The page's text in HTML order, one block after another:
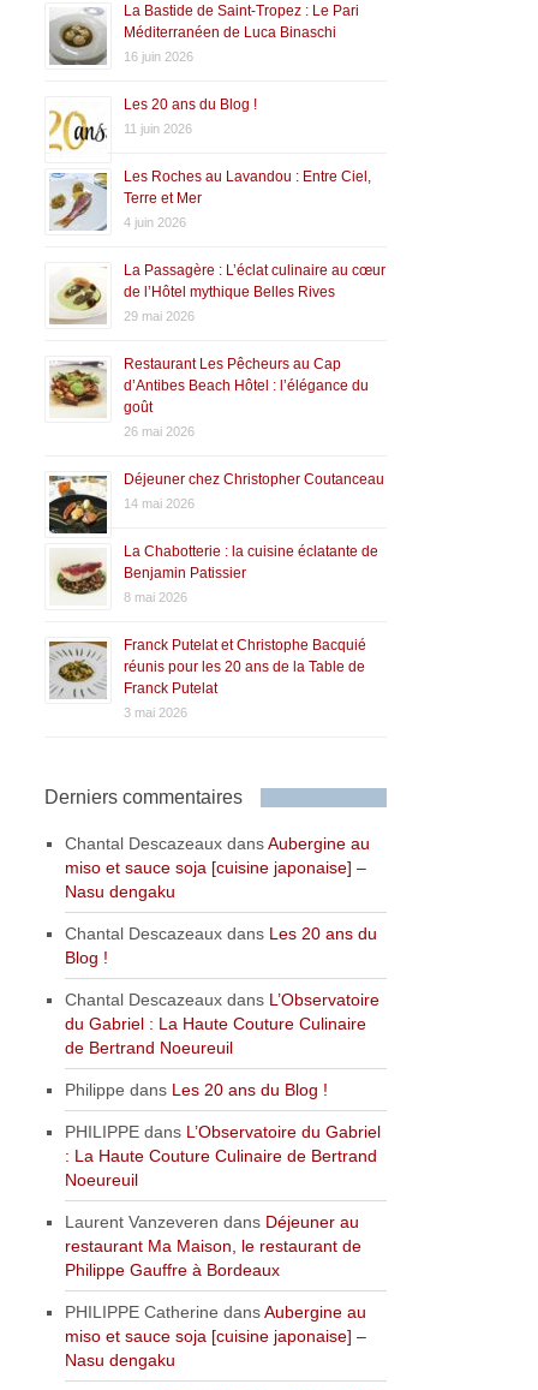
La Bastide de Saint-Tropez : Le Pari
Méditerranéen de Luca Binaschi
16 juin 2026
Les 20 ans du Blog !
11 juin 2026
Les Roches au Lavandou : Entre Ciel,
Terre et Mer
4 juin 2026
La Passagère : L’éclat culinaire au cœur
de l’Hôtel mythique Belles Rives
29 mai 2026
Restaurant Les Pêcheurs au Cap
d’Antibes Beach Hôtel : l’élégance du
goût
26 mai 2026
Déjeuner chez Christopher Coutanceau
14 mai 2026
La Chabotterie : la cuisine éclatante de
Benjamin Patissier
8 mai 2026
Franck Putelat et Christophe Bacquié
réunis pour les 20 ans de la Table de
Franck Putelat
3 mai 2026
Derniers commentaires
Chantal Descazeaux dansAubergine au
miso et sauce soja [cuisine japonaise] –
Nasu dengaku
Chantal Descazeaux dans Les 20 ans du
Blog !
Chantal Descazeaux dans L’Observatoire
du Gabriel : La Haute Couture Culinaire
de Bertrand Noeureuil
Philippe dans Les 20 ans du Blog !
PHILIPPE dans L’Observatoire du Gabriel
: La Haute Couture Culinaire de Bertrand
Noeureuil
Laurent Vanzeveren dans Déjeuner au
restaurant Ma Maison, le restaurant de
Philippe Gauffre à Bordeaux
PHILIPPE Catherine dansAubergine au
miso et sauce soja [cuisine japonaise] –
Nasu dengaku